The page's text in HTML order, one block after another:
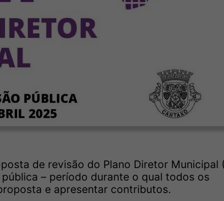
de revisão do Plano Diretor Municipal
– período durante o qual todos os
e apresentar contributos.